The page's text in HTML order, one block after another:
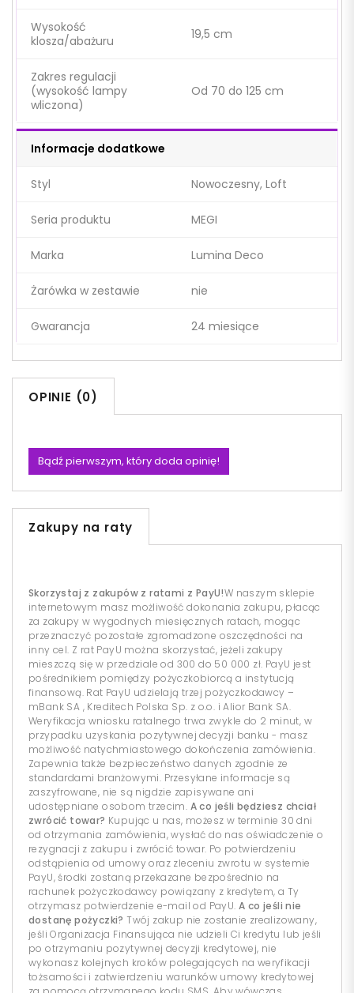
Wysokość
klosza/abażuru
19,5 cm
Zakres regulacji
(wysokość lampy
wliczona)
Od 70 do 125 cm
Informacje dodatkowe
Styl Nowoczesny, Loft
Seria produktu MEGI
Marka Lumina Deco
Żarówka w zestawie nie
Gwarancja 24 miesiące
OPINIE (0)
Bądź pierwszym, który doda opinię!
Zakupy na raty
Skorzystaj z zakupów z ratami z PayU!W naszym sklepie
internetowym masz możliwość dokonania zakupu, płacąc
za zakupy w wygodnych miesięcznych ratach, mogąc
przeznaczyć pozostałe zgromadzone oszczędności na
inny cel. Z rat PayU można skorzystać, jeżeli zakupy
mieszczą się w przedziale od 300 do 50 000 zł. PayU jest
pośrednikiem pomiędzy pożyczkobiorcą a instytucją
finansową. Rat PayU udzielają trzej pożyczkodawcy –
mBank SA , Kreditech Polska Sp. z o.o. i Alior Bank SA.
Weryfikacja wniosku ratalnego trwa zwykle do 2 minut, w
przypadku uzyskania pozytywnej decyzji banku - masz
możliwość natychmiastowego dokończenia zamówienia.
Zapewnia także bezpieczeństwo danych zgodnie ze
standardami branżowymi. Przesyłane informacje są
zaszyfrowane, nie są nigdzie zapisywane ani
udostępniane osobom trzecim. A co jeśli będziesz chciał
zwrócić towar? Kupując u nas, możesz w terminie 30 dni
od otrzymania zamówienia, wysłać do nas oświadczenie o
rezygnacji z zakupu i zwrócić towar. Po potwierdzeniu
odstąpienia od umowy oraz zleceniu zwrotu w systemie
PayU, środki zostaną przekazane bezpośrednio na
rachunek pożyczkodawcy powiązany z kredytem, a Ty
otrzymasz potwierdzenie e-mail od PayU. A co jeśli nie
dostanę pożyczki? Twój zakup nie zostanie zrealizowany,
jeśli Organizacja Finansująca nie udzieli Ci kredytu lub jeśli
po otrzymaniu pozytywnej decyzji kredytowej, nie
wykonasz kolejnych kroków polegających na weryfikacji
tożsamości i zatwierdzeniu warunków umowy kredytowej